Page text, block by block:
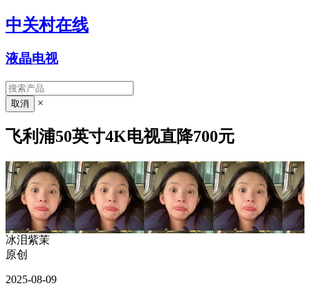
中关村在线
液晶电视
×
飞利浦50英寸4K电视直降700元
冰泪紫茉
原创
2025-08-09